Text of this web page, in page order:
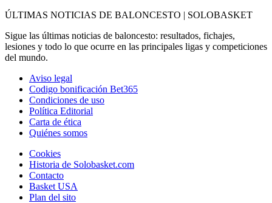
ÚLTIMAS NOTICIAS DE BALONCESTO | SOLOBASKET
Sigue las últimas noticias de baloncesto: resultados, fichajes,
lesiones y todo lo que ocurre en las principales ligas y competiciones
del mundo.
Aviso legal
Codigo bonificación Bet365
Condiciones de uso
Política Editorial
Carta de ética
Quiénes somos
Cookies
Historia de Solobasket.com
Contacto
Basket USA
Plan del sito